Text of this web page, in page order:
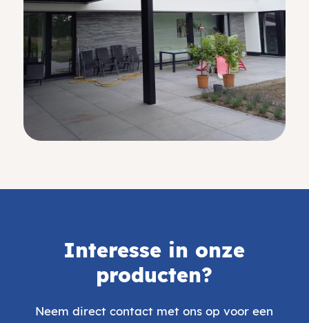
Interesse in onze
producten?
Neem direct contact met ons op voor een